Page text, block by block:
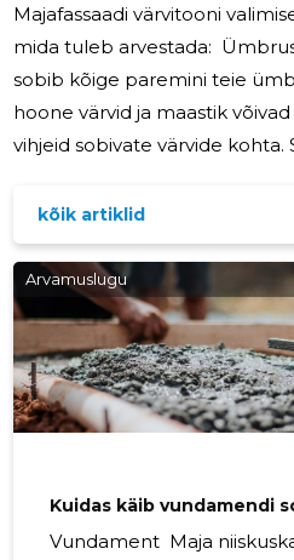
Majafassaadi värvitooni
mida tuleb arvestada: Ümbruse värvid: Valige värv, mis
sobib kõige paremini teie
hoone värvid ja maastik
vihjeid sobivate värvide kohta. Stiil: Valige värv, mis sobib
neutraalsemat värvitooni,
võib lubada rohkem
Ilmastikutingimused: Valige
ilmastikutingimustele
võivad päikese ja vihma käes
Valige värv, mis sobib
kõik artiklid
Arvamuslugu
Kuidas käib vundamendi
Vundament Maja niiskuskahjustused saavad